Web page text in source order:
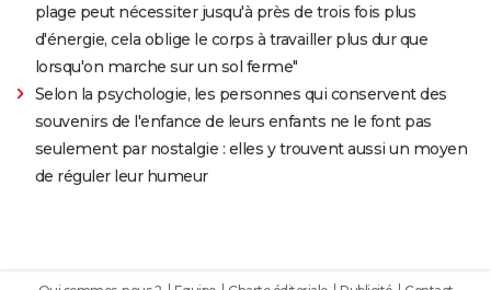
plage peut nécessiter jusqu'à près de trois fois plus
d'énergie, cela oblige le corps à travailler plus dur que
lorsqu'on marche sur un sol ferme"
Selon la psychologie, les personnes qui conservent des
souvenirs de l'enfance de leurs enfants ne le font pas
seulement par nostalgie : elles y trouvent aussi un moyen
de réguler leur humeur